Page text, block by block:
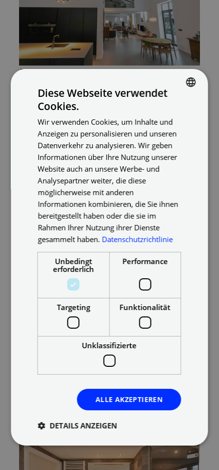
Die Renovierung hoher Decken kann unter Umständen eine große
Herausforderung darstellen. Plameco Spanndecken bieten dank
dem zertifizierten Deckensystem inklusive Beleuchtungs- und
Akustikoptionen eine nachhaltige Lösung für hohe Räume.
Niedrige Decken
Vor- und Nachteile haben auch niedrige Decken.
Zeit gebaut, die keine hohen Decken zuließen?
Dann wird dich der folgende Abschnitt besonders
Die Vorteile
geringen Heizkosten . Denn die Zeit, bis so ein
Zimmer im Winter warm wird, verkürzt sich
entscheidend. Außerdem gibt ein Raum mit
niedrigerer Decke ganz allgemein eingemütliches
. Darüber hinaus sind Altbauhäuser mit
(relativ) niedriger Decke auch günstiger zu
Kosten sparen. Du solltest Dich nämlich in solchen
Räumen sparsamer einrichten, um sie nicht zu
Das Austauschen der Deckenbeleuchtung, das
Reinigen und Renovieren der Decke vereinfachen
ENGLISH
Diese Webseite verwendet
Cookies.
Wir verwenden Cookies, um Inhalte und
Anzeigen zu personalisieren und unseren
Datenverkehr zu analysieren. Wir geben
Informationen über Ihre Nutzung unserer
Website auch an unsere Werbe- und
Analysepartner weiter, die diese
möglicherweise mit anderen
Informationen kombinieren, die Sie ihnen
bereitgestellt haben oder die sie im
Rahmen Ihrer Nutzung ihrer Dienste
gesammelt haben. Datenschutzrichtlinie
Unbedingt
erforderlich
Performance
Targeting Funktionalität
Unklassifizierte
ALLE AKZEPTIEREN
DETAILS ANZEIGEN